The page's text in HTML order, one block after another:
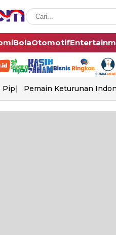
BolaOtomotif
Pip Pemain Keturunan